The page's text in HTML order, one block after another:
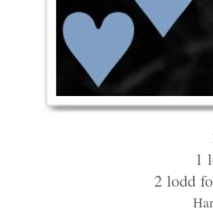
1
2 lodd